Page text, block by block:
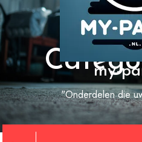
my-
"Onderdelen die